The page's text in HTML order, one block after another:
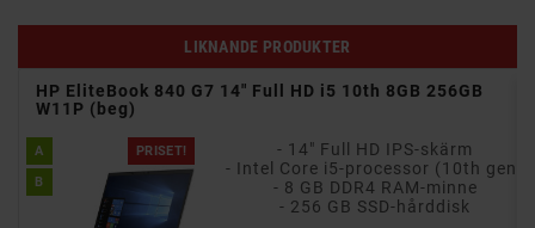
LIKNANDE PRODUKTER
HP ProBook 440 G8 14" FHD i5 11th 16GB 256GB W11P
(beg)
PRISET!
B
C
- 14" Full HD LED-skärm
- Intel Core i5-processor (11th gen)
- 16 GB DDR4 RAM-minne
- 256 GB SSD-hårddisk (NVMe)